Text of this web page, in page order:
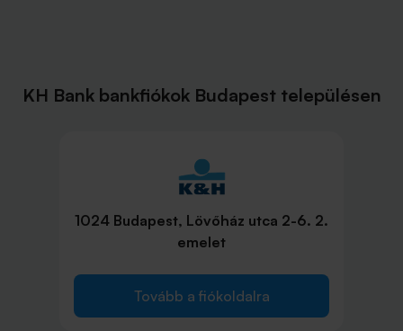
KH Bank bankfiókok Budapest településen
1024 Budapest, Lövőház utca 2-6. 2.
emelet
Tovább a fiókoldalra